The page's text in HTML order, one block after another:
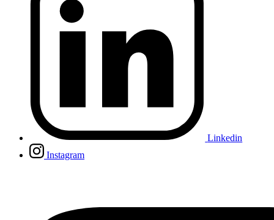
Linkedin
Instagram